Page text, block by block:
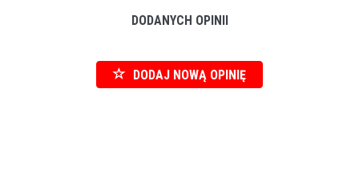
DODANYCH OPINII
DODAJ NOWĄ OPINIĘ